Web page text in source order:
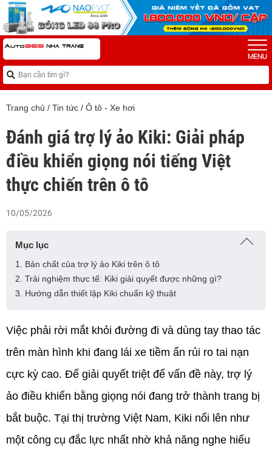
Trang chủ / Tin tức / Ô tô - Xe hơi
Đánh giá trợ lý ảo Kiki: Giải pháp
điều khiển giọng nói tiếng Việt
thực chiến trên ô tô
10/05/2026
Mục lục
1. Bản chất của trợ lý ảo Kiki trên ô tô
2. Trải nghiệm thực tế: Kiki giải quyết được những gì?
3. Hướng dẫn thiết lập Kiki chuẩn kỹ thuật
Việc phải rời mắt khỏi đường đi và dùng tay thao tác
trên màn hình khi đang lái xe tiềm ẩn rủi ro tai nạn
cực kỳ cao. Để giải quyết triệt để vấn đề này, trợ lý
ảo điều khiển bằng giọng nói đang trở thành trang bị
bắt buộc. Tại thị trường Việt Nam, Kiki nổi lên như
một công cụ đắc lực nhất nhờ khả năng nghe hiểu